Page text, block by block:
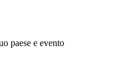
paese e evento